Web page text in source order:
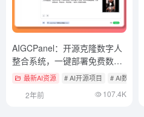
AIGCPanel：开源克隆数字人
整合系统，一键部署免费数字
人客户端
最新AI资源 # AI开源项目 # AI数字人
2年前 107.4K